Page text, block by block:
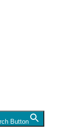
Button